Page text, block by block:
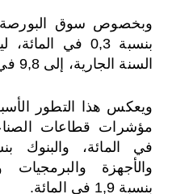
وبخصوص سوق
بنسبة 0,3 في
السنة الجارية، إلى 9,8 في المائة.
ويعكس هذا التطور
والأجهزة والبرمجيات
بنسبة 1,9 في المائة.